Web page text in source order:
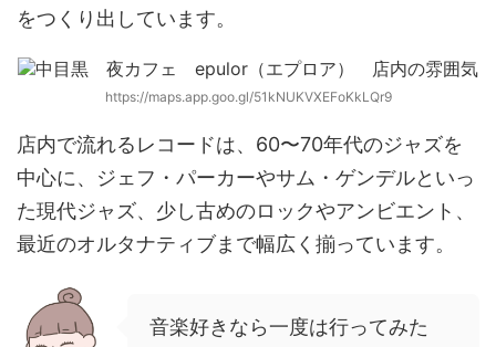
をつくり出しています。
https://maps.app.goo.gl/51kNUKVXEFoKkLQr9
店内で流れるレコードは、60〜70年代のジャズを
中心に、ジェフ・パーカーやサム・ゲンデルといっ
た現代ジャズ、少し古めのロックやアンビエント、
最近のオルタナティブまで幅広く揃っています。
音楽好きなら一度は行ってみた